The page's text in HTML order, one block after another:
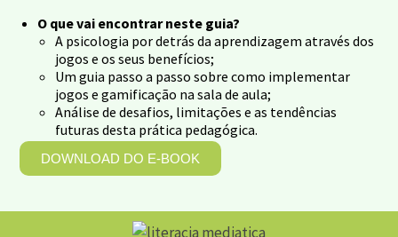
O que vai encontrar neste guia?
A psicologia por detrás da aprendizagem através dos
jogos e os seus benefícios;
Um guia passo a passo sobre como implementar
jogos e gamificação na sala de aula;
Análise de desafios, limitações e as tendências
futuras desta prática pedagógica.
DOWNLOAD DO E-BOOK